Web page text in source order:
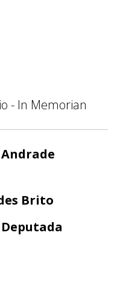
- In Memorian
Andrade
Brito
Deputada